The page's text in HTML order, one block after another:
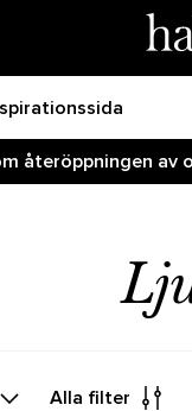
återöppningen av
Alla filter